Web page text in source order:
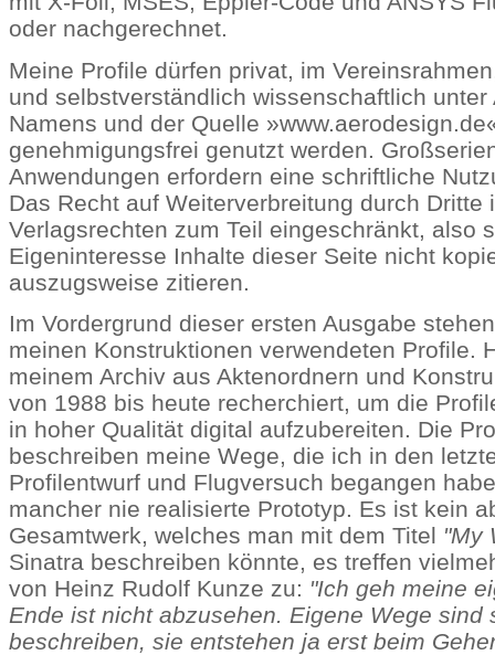
oder nachgerechnet.
Meine Profile dürfen privat, im
und selbstverständlich wissenschaftlich unter
Namens und der Quelle
genehmigungsfrei genutzt werden.
Anwendungen erfordern eine schriftliche
Das Recht auf Weiterverbreitung durch Dritte
Verlagsrechten zum Teil eingeschränkt, also
Eigeninteresse Inhalte dieser Seite nicht
auszugsweise zitieren.
Im Vordergrund dieser ersten Ausgabe
meinen Konstruktionen verwendeten Profile.
meinem Archiv aus Aktenordnern und
von 1988 bis heute recherchiert, um die
in hoher Qualität digital aufzubereiten. Die
beschreiben meine Wege, die ich in den
Profilentwurf und Flugversuch begangen
mancher nie realisierte Prototyp. Es ist kein
Gesamtwerk, welches man mit dem Titel "My
Sinatra beschreiben könnte, es treffen
von Heinz Rudolf Kunze zu: "Ich geh meine
Ende ist nicht abzusehen. Eigene Wege sind
beschreiben, sie entstehen ja erst beim